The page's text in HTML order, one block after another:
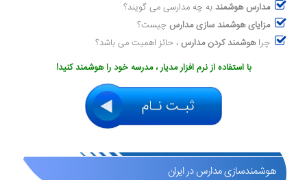
مدارس هوشمند به چه مدارسی می گویند؟
مزایای هوشمند سازی مدارس چیست؟
چراهوشمند کردن مدارس ، حائز اهمیت می باشد؟
با استفاده از نرم افزار مدیار ، مدرسه خود را هوشمند کنید!
هوشمندسازی مدارس در ایران